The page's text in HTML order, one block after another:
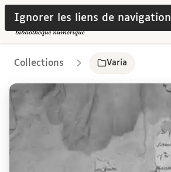
Ignorer les liens de navigation
Collections Varia